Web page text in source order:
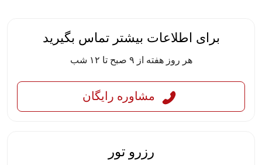
برای اطلاعات بیشتر تماس بگیرید
هر روز هفته از ۹ صبح تا ۱۲ شب
مشاوره رایگان
رزرو تور